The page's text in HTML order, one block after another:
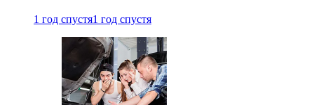
1 год спустя1 год спустя